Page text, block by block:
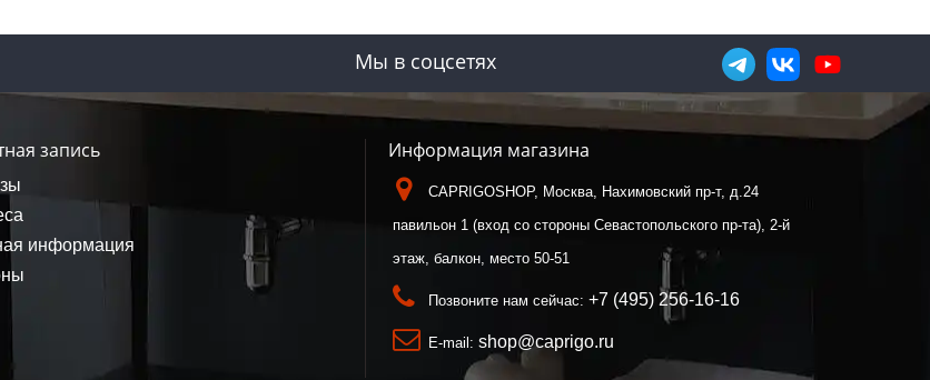
Мы в соцсетях
запись
информация
Информация магазина
CAPRIGOSHOP, Москва, Нахимовский пр-т, д.24
павильон 1 (вход со стороны Севастопольского пр-та), 2-й
этаж, балкон, место 50-51
Позвоните нам сейчас: +7 (495) 256-16-16
E-mail: shop@caprigo.ru